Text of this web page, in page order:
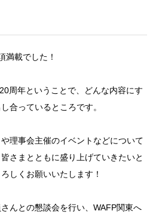
満載でした！
周年ということで、どんな内容にす
合っているところです。
理事会主催のイベントなどについて
さまとともに盛り上げていきたいと
しくお願いいたします！
んとの懇談会を行い、WAFP関東へ